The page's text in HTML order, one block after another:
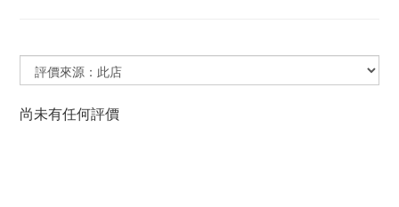
尚未有任何評價